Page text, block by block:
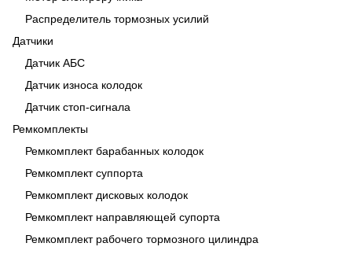
Распределитель тормозных усилий
Датчики
Датчик АБС
Датчик износа колодок
Датчик стоп-сигнала
Ремкомплекты
Ремкомплект барабанных колодок
Ремкомплект суппорта
Ремкомплект дисковых колодок
Ремкомплект направляющей супорта
Ремкомплект рабочего тормозного цилиндра